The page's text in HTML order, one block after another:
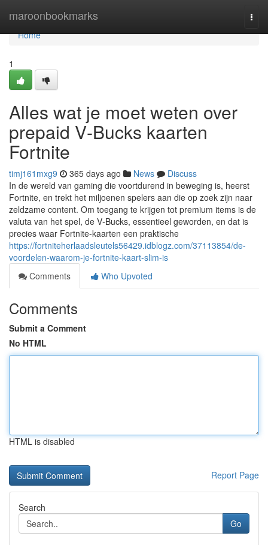
maroonbookmarks
Home
Home
1
Alles wat je moet weten over
prepaid V‑Bucks kaarten
Fortnite
timj161mxg9 365 days ago News
Discuss
In de wereld van gaming die voortdurend in beweging is, heerst
Fortnite, en trekt het miljoenen spelers aan die op zoek zijn naar
zeldzame content. Om toegang te krijgen tot premium items is de
valuta van het spel, de V‑Bucks, essentieel geworden, en dat is
precies waar Fortnite-kaarten een praktische
https://fortniteherlaadsleutels56429.idblogz.com/37113854/de-
voordelen-waarom-je-fortnite-kaart-slim-is
Comments
Who Upvoted
Comments
Submit a Comment
No HTML
HTML is disabled
Report Page
Search
Go